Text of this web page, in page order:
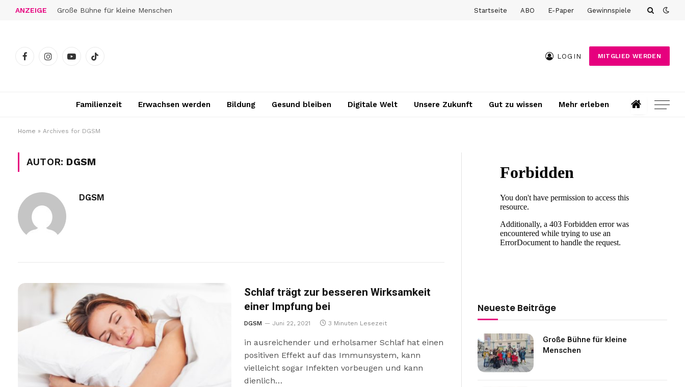
ANZEIGE Große Bühne für kleine Menschen Startseite ABO E-Paper Gewinnspiele
FacebookInstagramYouTubeTikTok
LOGIN MITGLIED WERDEN
Familienzeit Erwachsen werden Bildung Gesund bleiben Digitale Welt Unsere Zukunft Gut zu wissen Mehr erleben
Home » Archives for DGSM
AUTOR: DGSM
DGSM
Schlaf trägt zur besseren Wirksamkeit
einer Impfung bei
DGSM Juni 22, 2021 3 Minuten Lesezeit
in ausreichender und erholsamer Schlaf hat einen
positiven Effekt auf das Immunsystem, kann
vielleicht sogar Infekten vorbeugen und kann
dienlich…
Neueste Beiträge
Große Bühne für kleine
Menschen